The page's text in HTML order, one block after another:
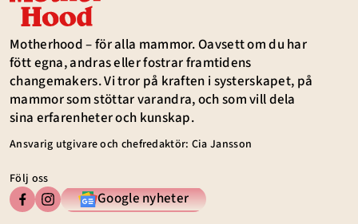
Motherhood – för alla mammor. Oavsett om du har
fött egna, andras eller fostrar framtidens
changemakers. Vi tror på kraften i systerskapet, på
mammor som stöttar varandra, och som vill dela
sina erfarenheter och kunskap.
Ansvarig utgivare och chefredaktör: Cia Jansson
Följ oss
Google nyheter